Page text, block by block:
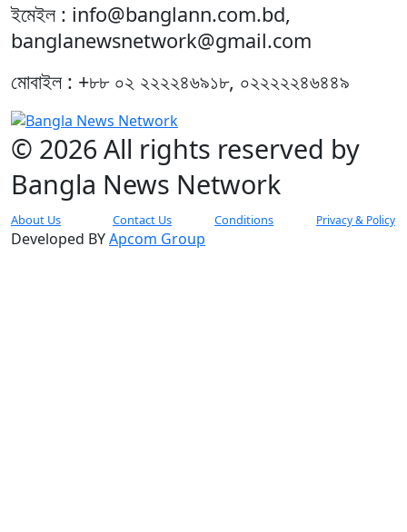
ইমেইল : info@banglann.com.bd,
banglanewsnetwork@gmail.com
মোবাইল : +৮৮ ০২ ২২২২৪৬৯১৮, ০২২২২২৪৬৪৪৯
© 2026 All rights reserved by
Bangla News Network
About Us Contact Us Conditions Privacy & Policy
Developed BYApcom Group